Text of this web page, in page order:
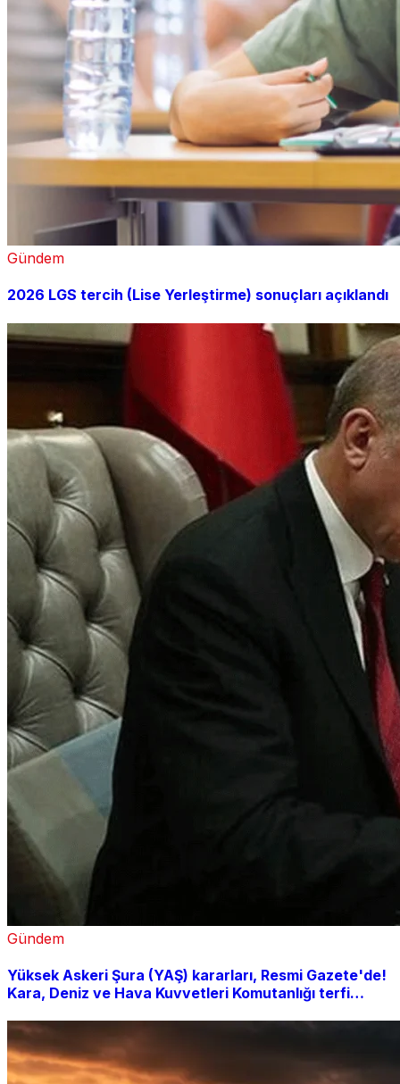
Gündem
2026 LGS tercih (Lise Yerleştirme) sonuçları açıklandı
Gündem
Yüksek Askeri Şura (YAŞ) kararları, Resmi Gazete'de!
Kara, Deniz ve Hava Kuvvetleri Komutanlığı terfi